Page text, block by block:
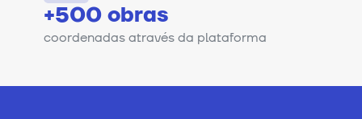
+500 obras
coordenadas através da plataforma